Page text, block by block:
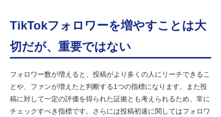
TikTokフォロワーを増やすことは大
切だが、重要ではない
フォロワー数が増えると、投稿がより多くの人にリーチできるこ
とや、ファンが増えたと判断する1つの指標になります。また投
稿に対して一定の評価を得られた証拠とも考えられるため、常に
チェックすべき指標です。さらには投稿初速に関してはフォロワ